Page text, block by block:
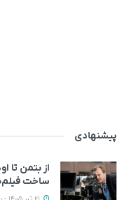
پیشنهادی
از بتمن تا
ساخت